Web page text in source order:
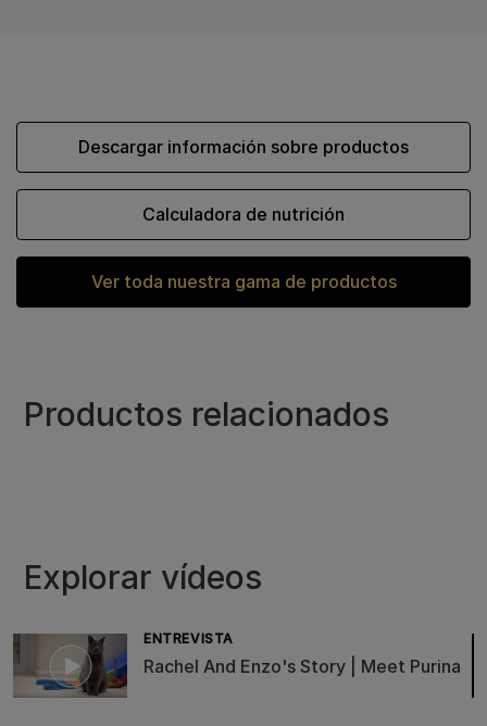
Ver toda nuestra gama de productos
Descargar información sobre productos
Calculadora de nutrición
Productos relacionados
Explorar vídeos
ENTREVISTA
Rachel And Enzo's Story | Meet Purina